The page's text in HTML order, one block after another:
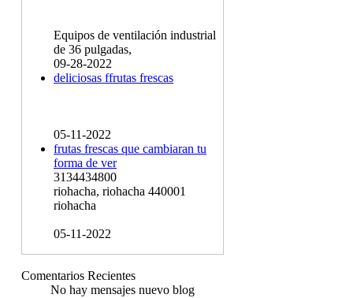
Equipos de ventilación industrial
de 36 pulgadas,
09-28-2022
deliciosas ffrutas frescas
05-11-2022
frutas frescas que cambiaran tu
forma de ver
3134434800
riohacha, riohacha 440001
riohacha
05-11-2022
Comentarios Recientes
No hay mensajes nuevo blog